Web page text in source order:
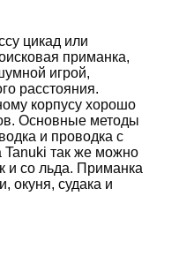
цикад или
приманка,
игрой,
расстояния.
корпусу хорошо
Основные методы
и проводка с
Tanuki так же можно
и со льда. Приманка
окуня, судака и